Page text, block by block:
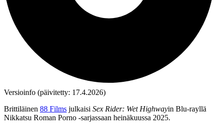
Versioinfo (päivitetty: 17.4.2026)
Brittiläinen 88 Films julkaisi Sex Rider: Wet Highwayin Blu‑rayllä
Nikkatsu Roman Porno ‑sarjassaan heinäkuussa 2025.